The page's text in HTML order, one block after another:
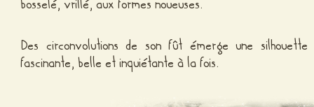
bosselé, vrillé, aux formes noueuses.
Des circonvolutions de son fût émerge une
fascinante, belle et inquiétante à la fois.